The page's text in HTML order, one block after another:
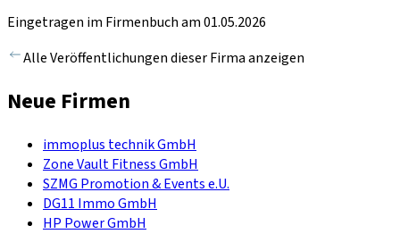
Eingetragen im Firmenbuch am 01.05.2026
Alle Veröffentlichungen dieser Firma anzeigen
Neue Firmen
immoplus technik GmbH
Zone Vault Fitness GmbH
SZMG Promotion & Events e.U.
DG11 Immo GmbH
HP Power GmbH